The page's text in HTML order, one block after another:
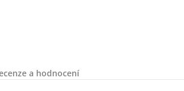
a hodnocení